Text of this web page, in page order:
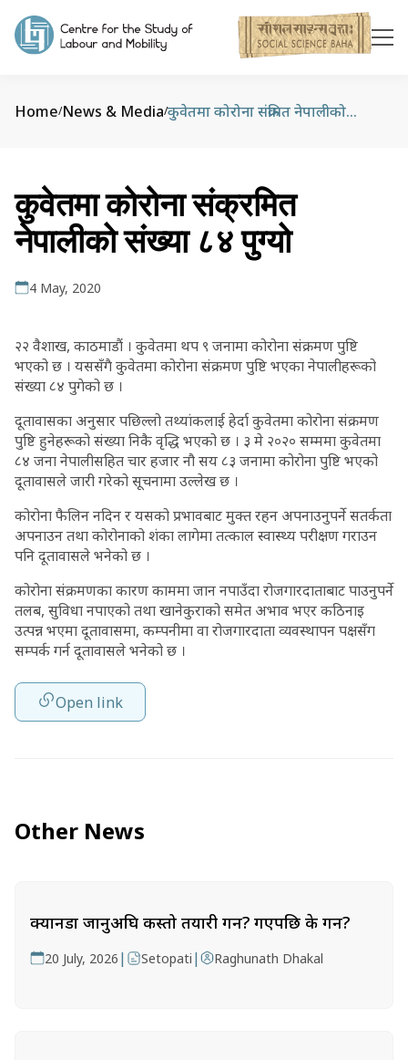
Home/News & Media/ कुवेतमा कोरोना संक्रमित नेपालीको संख्या ८४ पुग्यो
कुवेतमा कोरोना संक्रमित
नेपालीको संख्या ८४ पुग्यो
4 May, 2020
२२ वैशाख, काठमाडौं । कुवेतमा थप ९ जनामा कोरोना संक्रमण पुष्टि
भएको छ । यससँगै कुवेतमा कोरोना संक्रमण पुष्टि भएका नेपालीहरूको
संख्या ८४ पुगेको छ ।
दूतावासका अनुसार पछिल्लो तथ्यांकलाई हेर्दा कुवेतमा कोरोना संक्रमण
पुष्टि हुनेहरूको संख्या निकै वृद्धि भएको छ । ३ मे २०२० सम्ममा कुवेतमा
८४ जना नेपालीसहित चार हजार नौ सय ८३ जनामा कोरोना पुष्टि भएको
दूतावासले जारी गरेको सूचनामा उल्लेख छ ।
कोरोना फैलिन नदिन र यसको प्रभावबाट मुक्त रहन अपनाउनुपर्ने सतर्कता
अपनाउन तथा कोरोनाको शंका लागेमा तत्काल स्वास्थ्य परीक्षण गराउन
पनि दूतावासले भनेको छ ।
कोरोना संक्रमणका कारण काममा जान नपाउँदा रोजगारदाताबाट पाउनुपर्ने
तलब, सुविधा नपाएको तथा खानेकुराको समेत अभाव भएर कठिनाइ
उत्पन्न भएमा दूतावासमा, कम्पनीमा वा रोजगारदाता व्यवस्थापन पक्षसँग
सम्पर्क गर्न दूतावासले भनेको छ ।
Open link
Other News
क्यानडा जानुअघि कस्तो तयारी गर्ने? गएपछि के गर्ने?
20 July, 2026 | Setopati | Raghunath Dhakal